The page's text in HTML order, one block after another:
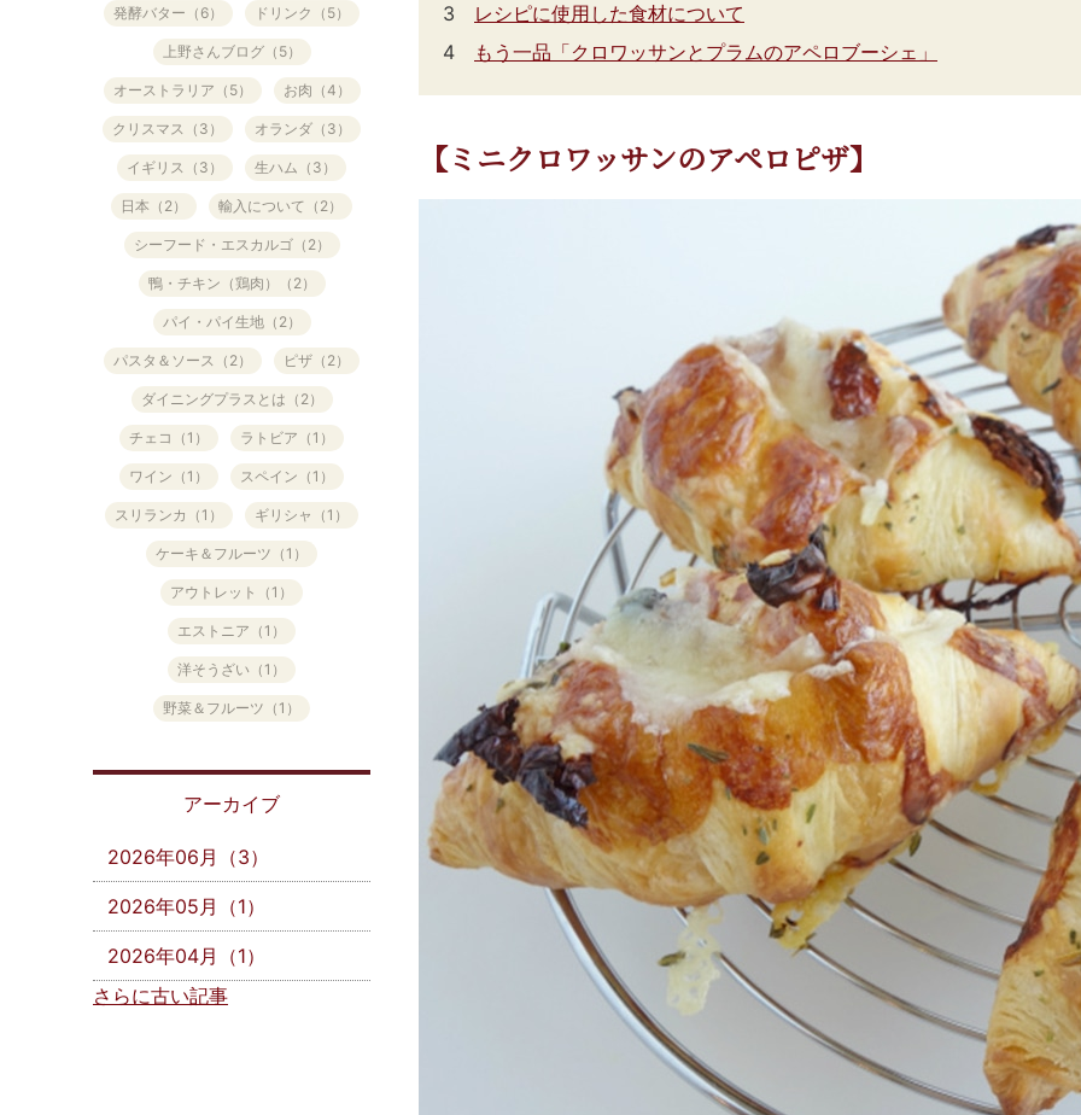
発酵バター（6） ドリンク（5）
上野さんブログ（5）
オーストラリア（5） お肉（4）
クリスマス（3） オランダ（3）
イギリス（3） 生ハム（3）
日本（2） 輸入について（2）
シーフード・エスカルゴ（2）
鴨・チキン（鶏肉）（2）
パイ・パイ生地（2）
パスタ＆ソース（2） ピザ（2）
ダイニングプラスとは（2）
チェコ（1） ラトビア（1）
ワイン（1） スペイン（1）
スリランカ（1） ギリシャ（1）
ケーキ＆フルーツ（1）
アウトレット（1）
エストニア（1）
洋そうざい（1）
野菜＆フルーツ（1）
アーカイブ
2026年06月（3）
2026年05月（1）
2026年04月（1）
さらに古い記事
3 レシピに使用した食材について
4
もう一品「クロワッサンとプラムのアペロブーシェ」
【ミニクロワッサンのアペロピザ】